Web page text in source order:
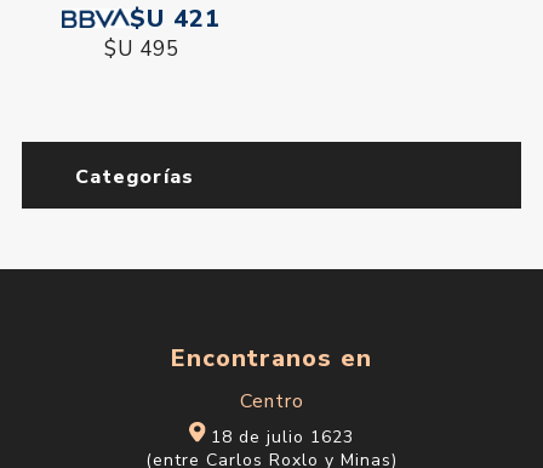
$U 421
$U 495
Categorías
Encontranos en
Centro
18 de julio 1623
(entre Carlos Roxlo y Minas)